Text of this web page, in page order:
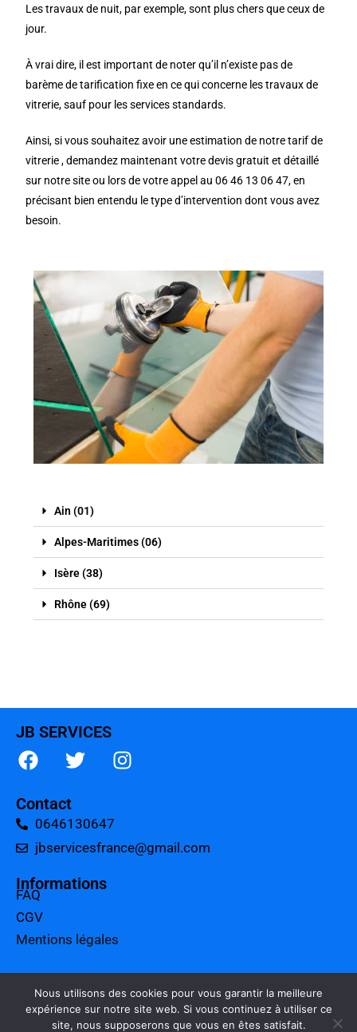
Les travaux de nuit, par exemple, sont plus chers que ceux de
jour.
À vrai dire, il est important de noter qu’il n’existe pas de
barème de tarification fixe en ce qui concerne les travaux de
vitrerie, sauf pour les services standards.
Ainsi, si vous souhaitez avoir une estimation de notre tarif de
vitrerie , demandez maintenant votre devis gratuit et détaillé
sur notre site ou lors de votre appel au 06 46 13 06 47, en
précisant bien entendu le type d’intervention dont vous avez
besoin.
Ain (01)
Alpes-Maritimes (06)
Isère (38)
Rhône (69)
JB SERVICES
Contact
0646130647
jbservicesfrance@gmail.com
Informations
FAQ
CGV
Mentions légales
Tarifs
Charte qualité
Nous utilisons des cookies pour vous garantir la meilleure
expérience sur notre site web. Si vous continuez à utiliser ce
site, nous supposerons que vous en êtes satisfait.